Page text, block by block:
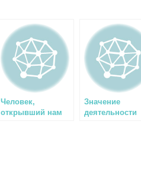
Человек,
открывший нам
Значение
деятельности